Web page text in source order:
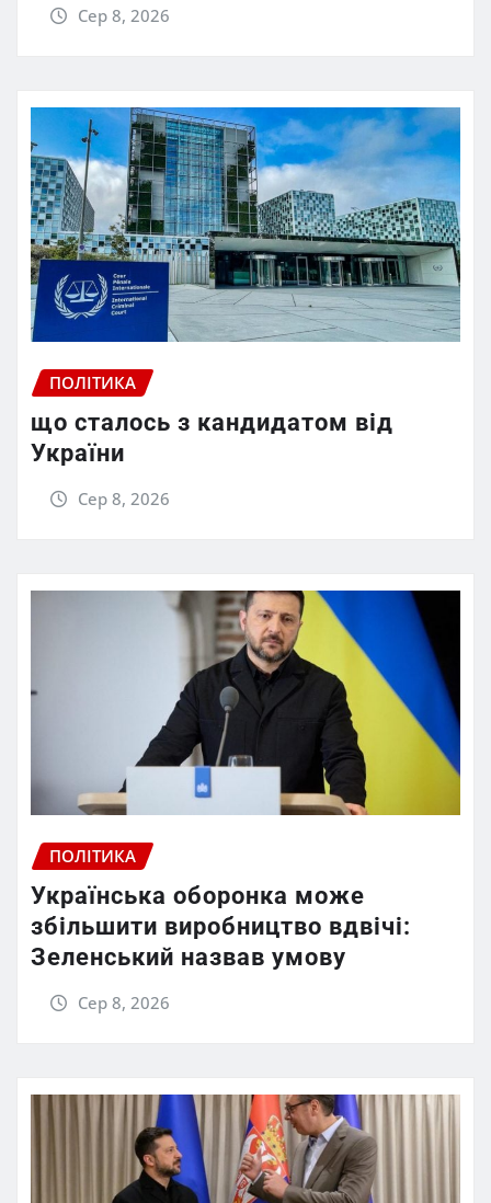
Сер 8, 2026
ПОЛІТИКА
що сталось з кандидатом від
України
Сер 8, 2026
ПОЛІТИКА
Українська оборонка може
збільшити виробництво вдвічі:
Зеленський назвав умову
Сер 8, 2026